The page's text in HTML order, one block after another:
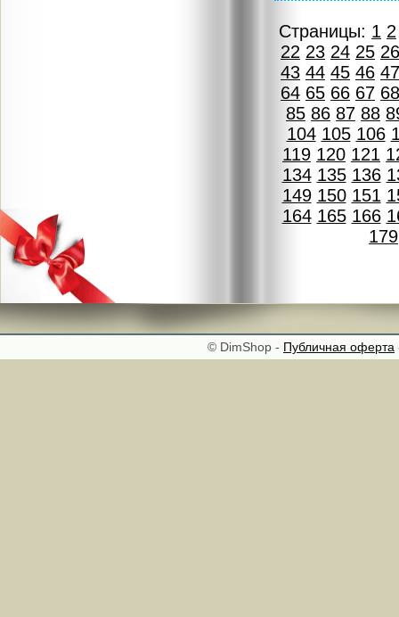
Страницы: 1 2
22 23 24 25 26
43 44 45 46 47
64 65 66 67 68
85 86 87 88
104 105 106
119 120 121
134 135 136
149 150 151
164 165 166
179
© DimShop - Публичная оферта